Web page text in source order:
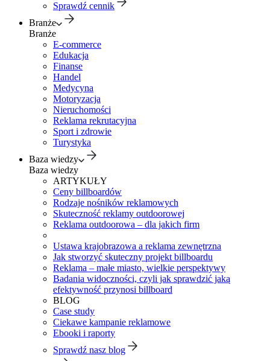
Sprawdź cennik
Branże
Branże
E-commerce
Edukacja
Finanse
Handel
Medycyna
Motoryzacja
Nieruchomości
Reklama rekrutacyjna
Sport i zdrowie
Turystyka
Baza wiedzy
Baza wiedzy
ARTYKUŁY
Ceny billboardów
Rodzaje nośników reklamowych
Skuteczność reklamy outdoorowej
Reklama outdoorowa – dla jakich firm
Ustawa krajobrazowa a reklama zewnętrzna
Jak stworzyć skuteczny projekt billboardu
Reklama – małe miasto, wielkie perspektywy
Badania widoczności, czyli jak sprawdzić jaką
efektywność przynosi billboard
BLOG
Case study
Ciekawe kampanie reklamowe
Ebooki i raporty
Sprawdź nasz blog